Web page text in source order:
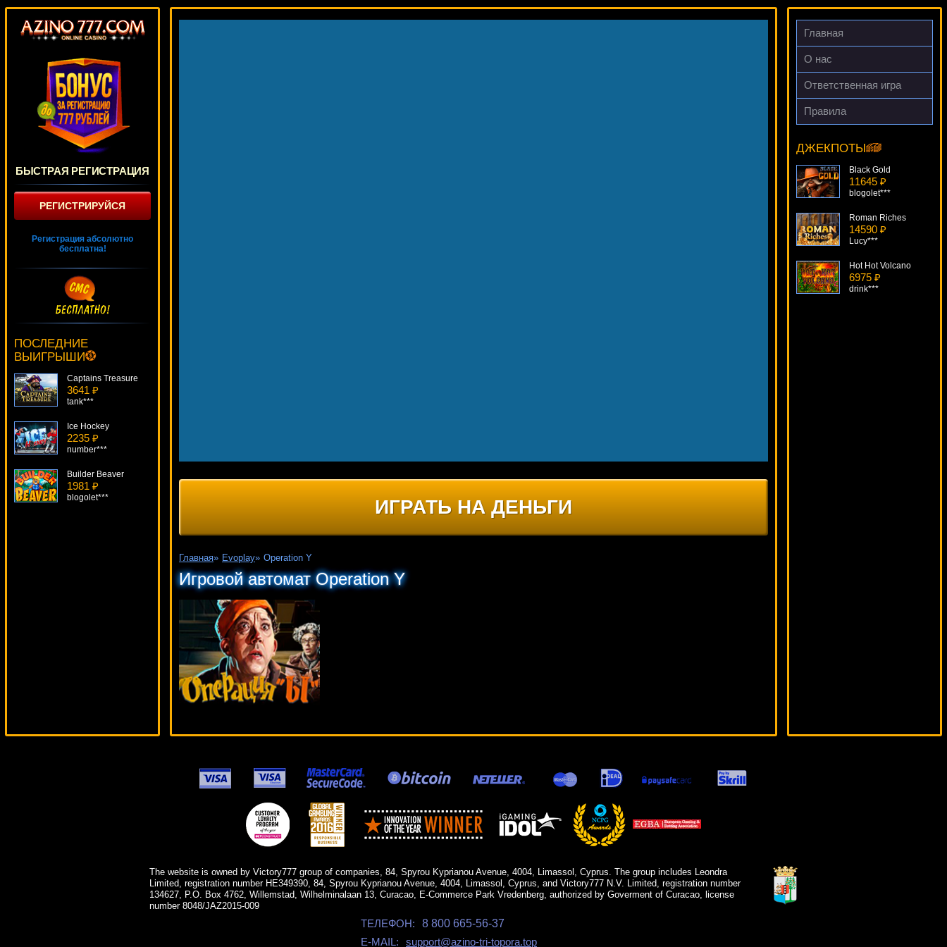
ИГРАТЬ НА ДЕНЬГИ
Главная» Evoplay» Operation Y
Игровой автомат Operation Y
БЫСТРАЯ РЕГИСТРАЦИЯ
РЕГИСТРИРУЙСЯ
Регистрация абсолютно
бесплатна!
ПОСЛЕДНИЕ
ВЫИГРЫШИ
4680 ₽
ivan-lev***
Captains Treasure
3641 ₽
tank***
Ice Hockey
2235 ₽
number***
Builder Beaver
1981 ₽
blogolet***
Главная
О нас
Ответственная игра
Правила
ДЖЕКПОТЫ
Zombies
tank***
Black Gold
11645 ₽
blogolet***
Roman Riches
14590 ₽
Lucy***
Hot Hot Volcano
6975 ₽
drink***
The website is owned by Victory777 group of companies, 84, Spyrou Kyprianou Avenue, 4004, Limassol, Cyprus. The group includes Leondra
Limited, registration number HE349390, 84, Spyrou Kyprianou Avenue, 4004, Limassol, Cyprus, and Victory777 N.V. Limited, registration number
134627, P.O. Box 4762, Willemstad, Wilhelminalaan 13, Curacao, E-Commerce Park Vredenberg, authorized by Goverment of Curacao, license
number 8048/JAZ2015-009
ТЕЛЕФОН:
8 800 665-56-37
E-MAIL:
support@azino-tri-topora.top